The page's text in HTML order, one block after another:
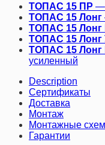
ТОПАС 15 ПР —
ТОПАС 15 Лонг
ТОПАС 15 Лонг
ТОПАС 15 Лонг
ТОПАС 15 Лонг
усиленный
Description
Сертификаты
Доставка
Монтаж
Монтажные
Гарантии